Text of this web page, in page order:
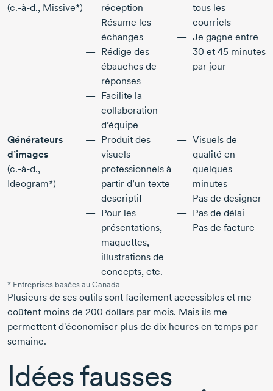
(c.-à-d., Missive*)
réception
Résume les
échanges
Rédige des
ébauches de
réponses
Facilite la
collaboration
d’équipe
tous les
courriels
Je gagne entre
30 et 45 minutes
par jour
Générateurs
d’images
(c.-à-d.,
Ideogram*)
Produit des
visuels
professionnels à
partir d’un texte
descriptif
Pour les
présentations,
maquettes,
illustrations de
concepts, etc.
Visuels de
qualité en
quelques
minutes
Pas de designer
Pas de délai
Pas de facture
* Entreprises basées au Canada
Plusieurs de ses outils sont facilement accessibles et me
coûtent moins de 200 dollars par mois. Mais ils me
permettent d'économiser plus de dix heures en temps par
semaine.
Idées fausses